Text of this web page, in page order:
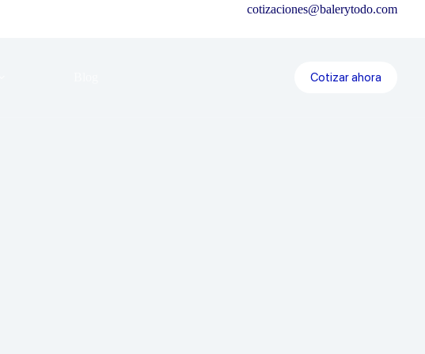
cotizaciones@balerytodo.com
Cotizar ahora